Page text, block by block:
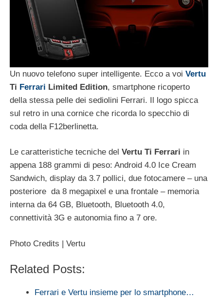
Un nuovo telefono super intelligente. Ecco a voi Vertu
Ti Ferrari Limited Edition, smartphone ricoperto
della stessa pelle dei sediolini Ferrari. Il logo spicca
sul retro in una cornice che ricorda lo specchio di
coda della F12berlinetta.
Le caratteristiche tecniche del Vertu Ti Ferrari in
appena 188 grammi di peso: Android 4.0 Ice Cream
Sandwich, display da 3.7 pollici, due fotocamere – una
posteriore da 8 megapixel e una frontale – memoria
interna da 64 GB, Bluetooth, Bluetooth 4.0,
connettività 3G e autonomia fino a 7 ore.
Photo Credits | Vertu
Related Posts:
Ferrari e Vertu insieme per lo smartphone…